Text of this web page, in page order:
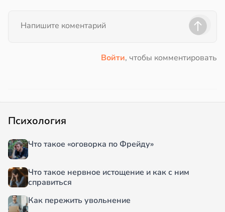
Войти, чтобы комментировать
Психология
Что такое «оговорка по Фрейду»
Что такое нервное истощение и как с ним
справиться
Как пережить увольнение